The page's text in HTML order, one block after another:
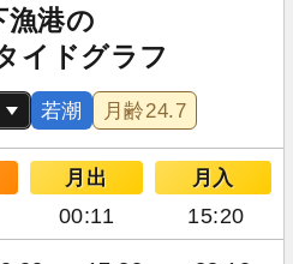
漁港の
イドグラフ
若潮 月齢24.7
月出 月入
00:11 15:20